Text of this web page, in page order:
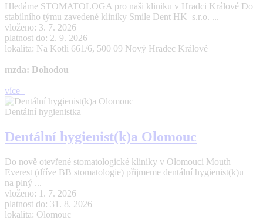
Hledáme STOMATOLOGA pro naši kliniku v Hradci Králové Do
stabilního týmu zavedené kliniky Smile Dent HK s.r.o. ...
vloženo: 3. 7. 2026
platnost do: 2. 9. 2026
lokalita: Na Kotli 661/6, 500 09 Nový Hradec Králové
mzda: Dohodou
více
Dentální hygienistka
Dentální hygienist(k)a Olomouc
Do nově otevřené stomatologické kliniky v Olomouci Mouth
Everest (dříve BB stomatologie) přijmeme dentální hygienist(k)u
na plný ...
vloženo: 1. 7. 2026
platnost do: 31. 8. 2026
lokalita: Olomouc